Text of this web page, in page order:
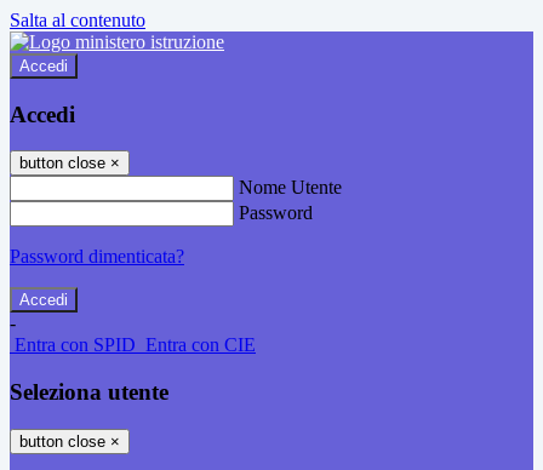
Salta al contenuto
Accedi
Accedi
button close ×
Nome Utente
Password
Password dimenticata?
-
Entra con SPID Entra con CIE
Seleziona utente
button close ×